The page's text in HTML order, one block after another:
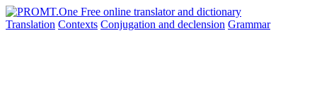
Translation Contexts Conjugation and declension Grammar